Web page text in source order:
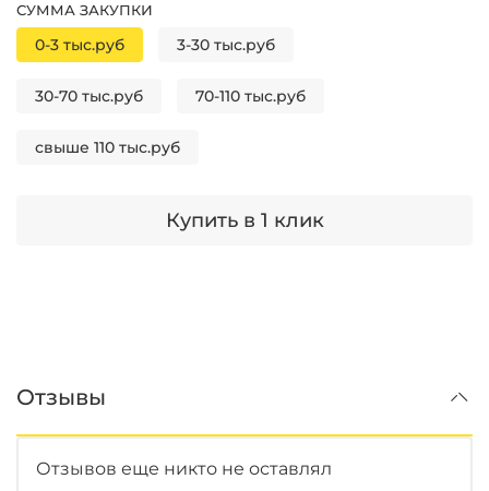
Купить в 1 клик
СУММА ЗАКУПКИ
0-3 тыс.руб 3-30 тыс.руб
30-70 тыс.руб 70-110 тыс.руб
свыше 110 тыс.руб
Отзывы
Отзывов еще никто не оставлял